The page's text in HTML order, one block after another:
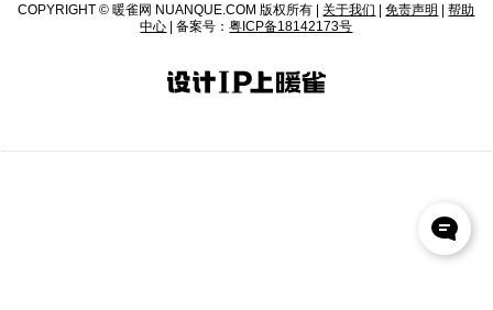
COPYRIGHT © 暖雀网 NUANQUE.COM 版权所有 | 关于我们 |免责声明 |帮助
中心 | 备案号：粤ICP备18142173号